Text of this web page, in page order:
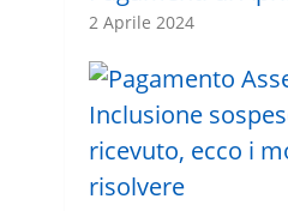
2 Aprile 2024